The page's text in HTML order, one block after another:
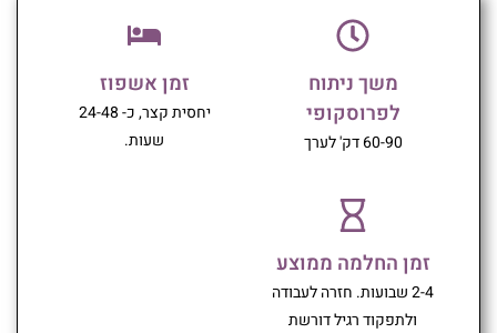
משך ניתוח
לפרוסקופי
60-90 דק' לערך
זמן אשפוז
יחסית קצר, כ- 24-48
שעות.
זמן החלמה ממוצע
2-4 שבועות. חזרה לעבודה
ולתפקוד רגיל דורשת